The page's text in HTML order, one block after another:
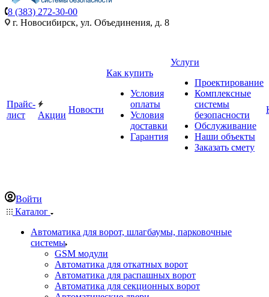
8 (383) 272-30-00
г. Новосибирск, ул. Объединения, д. 8
Прайс-
лист
Акции
Новости
Как купить
Условия
оплаты
Условия
доставки
Гарантия
Услуги
Проектирование
Комплексные
системы
безопасности
Обслуживание
Наши объекты
Заказать смету
Войти
Каталог
Автоматика для ворот, шлагбаумы, парковочные
системы
GSM модули
Автоматика для откатных ворот
Автоматика для распашных ворот
Автоматика для секционных ворот